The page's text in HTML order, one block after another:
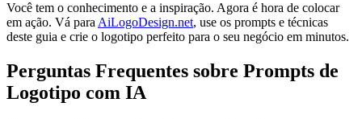
Você tem o conhecimento e a inspiração. Agora é hora de colocar
em ação. Vá para AiLogoDesign.net, use os prompts e técnicas
deste guia e crie o logotipo perfeito para o seu negócio em minutos.
Perguntas Frequentes sobre Prompts de
Logotipo com IA